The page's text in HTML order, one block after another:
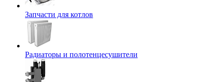
Запчасти для котлов
Радиаторы и полотенцесушители